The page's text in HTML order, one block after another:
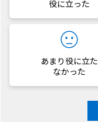
役に立った
あまり役に立た
なかった